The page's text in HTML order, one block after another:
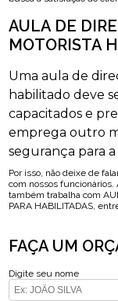
AULA DE
MOTORISTA
Uma aula de
habilitado deve
capacitados e
emprega outro
segurança para
Por isso, não deixe de
com nossos
também trabalha com
PARA HABILITADAS,
FAÇA UM
Digite seu nome